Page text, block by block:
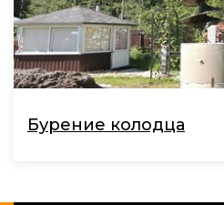
Бурение колодца